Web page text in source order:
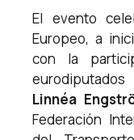
El evento
Europeo, a
con la
eurodiputados
Linnéa
Federación